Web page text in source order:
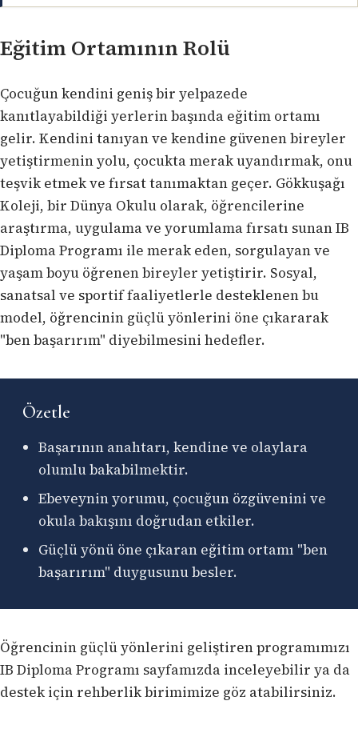
Eğitim Ortamının Rolü
Çocuğun kendini geniş bir yelpazede
kanıtlayabildiği yerlerin başında eğitim ortamı
gelir. Kendini tanıyan ve kendine güvenen bireyler
yetiştirmenin yolu, çocukta merak uyandırmak, onu
teşvik etmek ve fırsat tanımaktan geçer. Gökkuşağı
Koleji, bir Dünya Okulu olarak, öğrencilerine
araştırma, uygulama ve yorumlama fırsatı sunan IB
Diploma Programı ile merak eden, sorgulayan ve
yaşam boyu öğrenen bireyler yetiştirir. Sosyal,
sanatsal ve sportif faaliyetlerle desteklenen bu
model, öğrencinin güçlü yönlerini öne çıkararak
"ben başarırım" diyebilmesini hedefler.
Özetle
Başarının anahtarı, kendine ve olaylara
olumlu bakabilmektir.
Ebeveynin yorumu, çocuğun özgüvenini ve
okula bakışını doğrudan etkiler.
Güçlü yönü öne çıkaran eğitim ortamı "ben
başarırım" duygusunu besler.
Öğrencinin güçlü yönlerini geliştiren programımızı
IB Diploma Programı sayfamızda inceleyebilir ya da
destek için rehberlik birimimize göz atabilirsiniz.